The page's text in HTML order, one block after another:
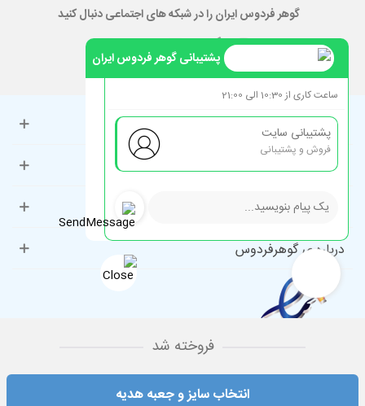
فروخته شد
انتخاب سایز و جعبه هدیه
گوهر فردوس ایران را در شبکه های اجتماعی دنبال کنید
حساب کاربری
راهنمای مشتریان
دسته‌بندی‌های پرطرفدار
درباره ی گوهرفردوس
پشتیبانی گوهر فردوس ایران
ساعت کاری از 10:30 الی 21:00
پشتیبانی سایت
فروش و پشتیبانی